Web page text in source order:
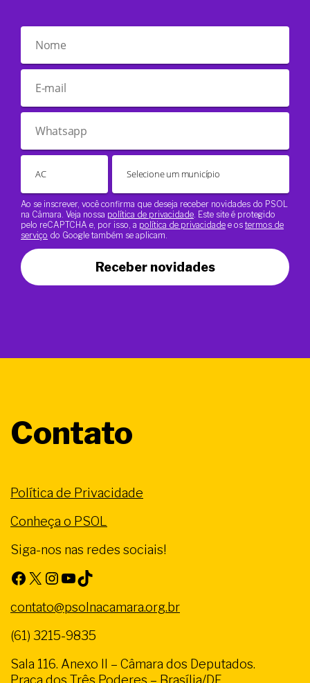
Ao se inscrever, você confirma que deseja receber novidades do PSOL
na Câmara. Veja nossa política de privacidade. Este site é protegido
pelo reCAPTCHA e, por isso, a política de privacidade e os termos de
serviço do Google também se aplicam.
Receber novidades
Contato
Política de Privacidade
Conheça o PSOL
Siga-nos nas redes sociais!
Facebook X Instagram Youtube TikTok
contato@psolnacamara.org.br
(61) 3215-9835
Sala 116. Anexo II – Câmara dos Deputados.
Praça dos Três Poderes – Brasília/DF.